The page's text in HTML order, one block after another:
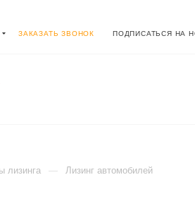
ЗАКАЗАТЬ ЗВОНОК ПОДПИСАТЬСЯ НА
лизинга Лизинг автомобилей